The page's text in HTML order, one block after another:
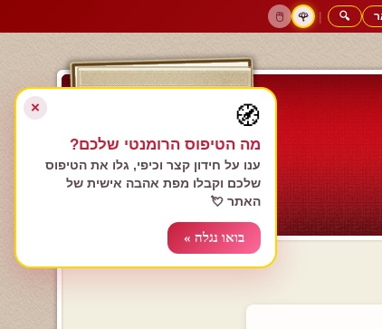
🔍
|
🌹
🖱️
הרשם עכשיו
התחבר